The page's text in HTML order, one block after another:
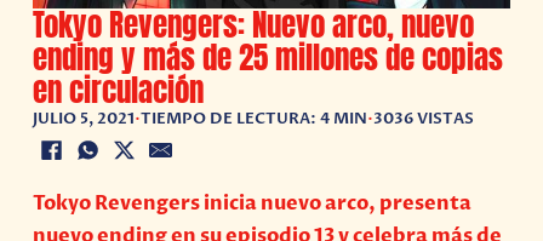
Tokyo Revengers: Nuevo arco, nuevo
ending y más de 25 millones de copias
en circulación
JULIO 5, 2021•TIEMPO DE LECTURA: 4 MIN•3036 VISTAS
Tokyo Revengers inicia nuevo arco, presenta